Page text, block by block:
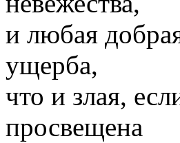
и любая
ущерба,
что и злая,
просвещена